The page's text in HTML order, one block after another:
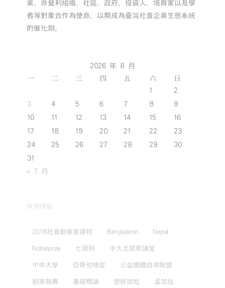
業、非營利組織、社區、政府、投資人、培育家以及學
者等對象合作為使命，以期成為臺灣社會企業生態系統
的催化劑。
2026 年 8 月
一 二 三 四 五 六 日
1
2
3
4 5 6 7 8
9
10
11 12 13 14 15
16
17
18 19 20 21 22
23
24
25 26 27 28 29
30
31
« 7 月
常用標籤
2018社會創業家課程 Bangladesh Nepal
Nobelprize 七原則 中大尤努斯講堂
中央大學 亞斯伯格症 公益團體自律聯盟
創業競賽 基礎概論 塑膠微粒 孟加拉